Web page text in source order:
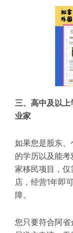
三、高中及以
业家
如果您是股东
的学历以及能
家移民项目，
店，经营1年即
障。
您只要符合阿